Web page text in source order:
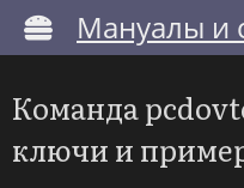
Мануалы и
Команда
ключи и